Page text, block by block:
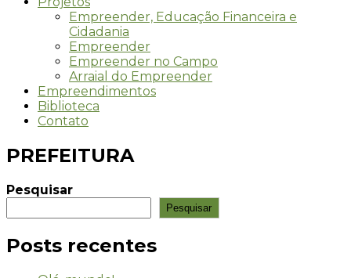
Empreender, Educação Financeira e
Cidadania
Empreender
Empreender no Campo
Arraial do Empreender
Empreendimentos
Biblioteca
Contato
PREFEITURA
Pesquisar
Pesquisar
Posts recentes